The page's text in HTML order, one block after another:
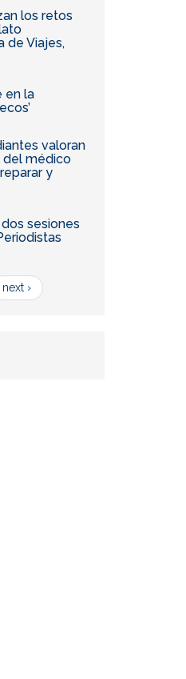
los retos
de Viajes,
en la
valoran
del médico
y
sesiones
next ›